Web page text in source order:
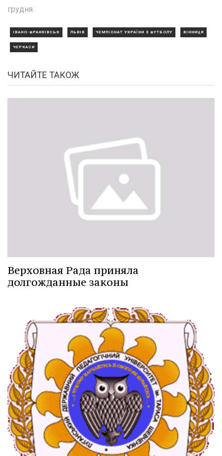
грудня.
ІВАНО-ФРАНКІВСЬК ЛЬВІВ ЧЕМПІОНАТ УКРАЇНИ З ФУТБОЛУ ВІННИЦЯ
ЧЕРКАСИ
ЧИТАЙТЕ ТАКОЖ
Верховная Рада приняла
долгожданные законы